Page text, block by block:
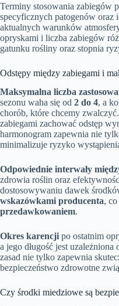
Terminy stosowania zabiegów
specyficznych patogenów
aktualnych warunków
opryskami i liczba zabiegów
gatunku rośliny oraz stopnia
Odstępy między zabiegami i
Maksymalna liczba
sezonu waha się od 2 do 4, a
chorób, które chcemy
zabiegami zachować odstęp
harmonogram zapewnia nie
minimalizuje ryzyko
Odpowiednie interwały
zdrowia roślin oraz
dostosowywaniu dawek
wskazówkami producenta,
przedawkowaniem.
Okres karencji po ostatnim
a jego długość jest
zasad nie tylko zapewnia
bezpieczeństwo zdrowotne
Czy środki miedziowe są